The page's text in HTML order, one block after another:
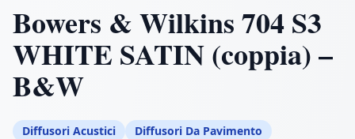
Bowers & Wilkins 704 S3
WHITE SATIN (coppia) –
B&W
Diffusori Acustici Diffusori Da Pavimento